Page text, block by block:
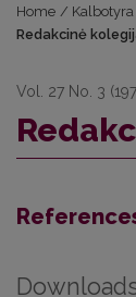
Home / Kalbotyra
Redakcinė
Vol. 27 No. 3